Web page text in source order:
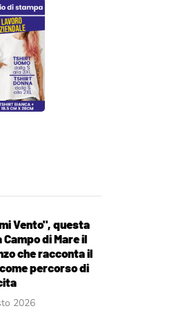
Vento", questa
Campo di Mare il
che racconta il
percorso di
2026